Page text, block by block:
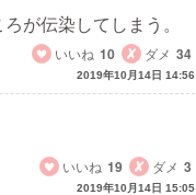
が伝染してしまう。
いいね 10 ダメ 34
2019年10月14日 14:56
いいね 19 ダメ 3
2019年10月14日 15:05